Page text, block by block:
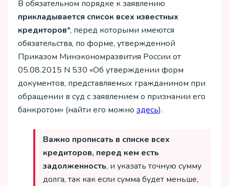
В обязательном порядке к заявлению
прикладывается список всех известных
кредиторов*, перед которыми имеются
обязательства, по форме, утвержденной
Приказом Минэкономразвития России от
05.08.2015 N 530 «Об утверждении форм
документов, представляемых гражданином при
обращении в суд с заявлением о признании его
банкротом» (найти его можно здесь).
Важно прописать в списке всех
кредиторов, перед кем есть
задолженность, и указать точную сумму
долга, так как если сумма будет меньше,